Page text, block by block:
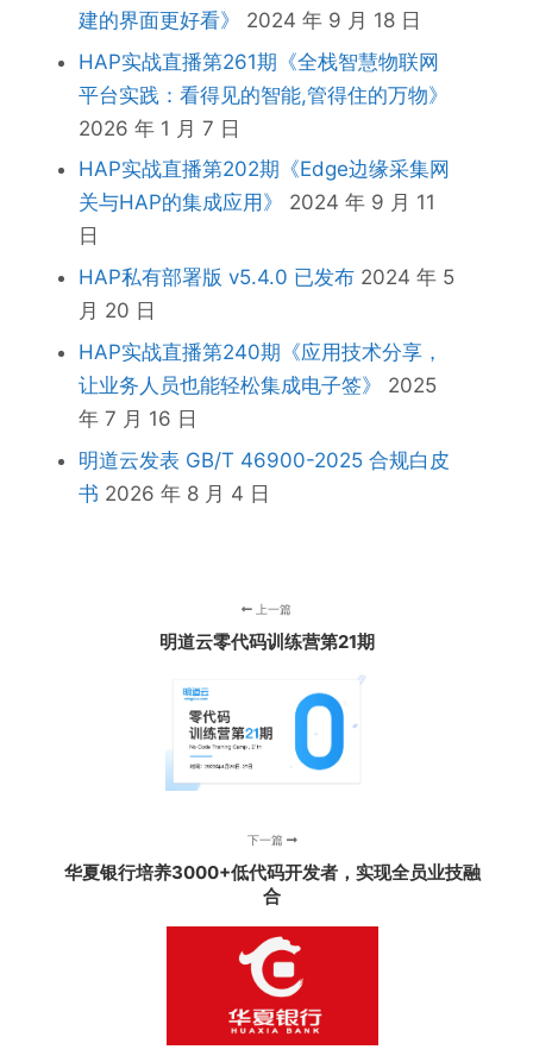
建的界面更好看》
2024 年 9 月 18 日
HAP实战直播第261期《全栈智慧物联网
平台实践：看得见的智能,管得住的万物》
2026 年 1 月 7 日
HAP实战直播第202期《Edge边缘采集网
关与HAP的集成应用》
2024 年 9 月 11
日
HAP私有部署版 v5.4.0 已发布2024 年 5
月 20 日
HAP实战直播第240期《应用技术分享，
让业务人员也能轻松集成电子签》
2025
年 7 月 16 日
明道云发表 GB/T 46900-2025 合规白皮
书 2026 年 8 月 4 日
上一篇
明道云零代码训练营第21期
下一篇
华夏银行培养3000+低代码开发者，实现全员业技融
合